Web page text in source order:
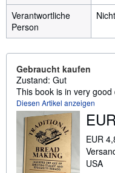
Verantwortliche
Person
Gebraucht kaufen
Zustand: Gut
This book is in very good
Diesen Artikel anzeigen
EUR
USA